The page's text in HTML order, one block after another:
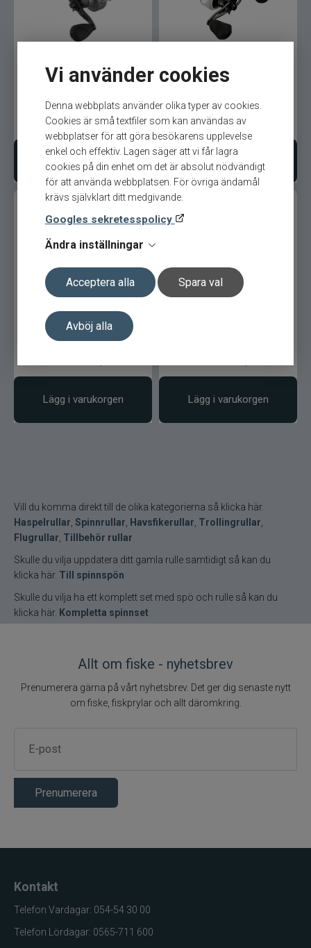
Vi använder cookies
Denna webbplats använder olika typer av cookies.
Cookies är små textfiler som kan användas av
webbplatser för att göra besökarens upplevelse
enkel och effektiv. Lagen säger att vi får lagra
cookies på din enhet om det är absolut nödvändigt
för att använda webbplatsen. För övriga ändamål
krävs självklart ditt medgivande.
Googles sekretesspolicy
Ändra inställningar
Acceptera alla Spara val
Avböj alla
LH 8,1:1 Vänster
1 999 kr Ord. pris 2 199 kr
Bevaka produkt
vänster
1 995 kr Ord. pris 2 999 kr
Bevaka produkt
13 Fishing Concept A3 BC
Lägg i varukorgen
13 Fishing Concept A BC
Lägg i varukorgen
Vill du komma direkt till de olika kategorierna så klicka här.
Haspelrullar Spinnrullar Havsfikerullar Trollingrullar
Flugrullar Tillbehör rullar
Skulle du vilja uppdatera ditt gamla rulle samtidigt så kan du
klicka här. Till spinnspön
Skulle du vilja ha ett komplett set med spö och rulle så kan du
klicka här. Kompletta spinnset
Allt om fiske - nyhetsbrev
Prenumerera gärna på vårt nyhetsbrev. Det ger dig senaste nytt
om fiske, fiskprylar och allt däromkring.
Prenumerera
Kontakt
Telefon Vardagar: 054-54 30 00
Telefon Lördagar: 0565-711 600